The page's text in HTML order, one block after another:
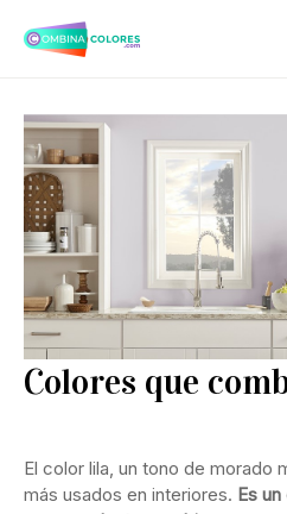
Colores que
El color lila, un tono de morado
más usados en interiores. Es